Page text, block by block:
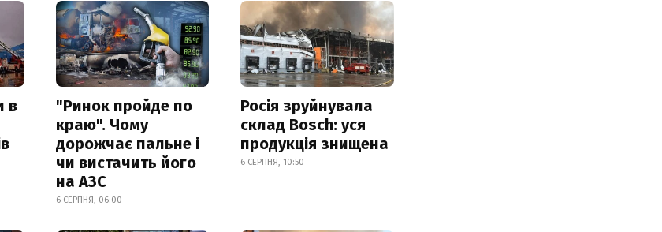
в
"Ринок пройде по
краю". Чому
дорожчає пальне і
чи вистачить його
на АЗС
6 СЕРПНЯ, 06:00
Росія зруйнувала
склад Bosch: уся
продукція знищена
6 СЕРПНЯ, 10:50